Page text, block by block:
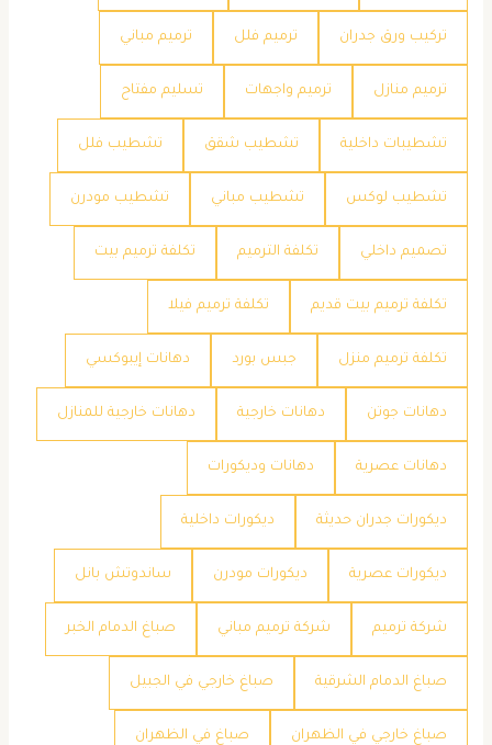
تركيب ورق جدران ترميم فلل ترميم مباني
ترميم منازل ترميم واجهات تسليم مفتاح
تشطيبات داخلية تشطيب شقق تشطيب فلل
تشطيب لوكس تشطيب مباني تشطيب مودرن
تصميم داخلي تكلفة الترميم تكلفة ترميم بيت
تكلفة ترميم بيت قديم تكلفة ترميم فيلا
تكلفة ترميم منزل جبس بورد دهانات إيبوكسي
دهانات جوتن دهانات خارجية دهانات خارجية للمنازل
دهانات عصرية دهانات وديكورات
ديكورات جدران حديثة ديكورات داخلية
ديكورات عصرية ديكورات مودرن ساندوتش بانل
شركة ترميم شركة ترميم مباني صباغ الدمام الخبر
صباغ الدمام الشرقية صباغ خارجي في الجبيل
صباغ خارجي في الظهران صباغ في الظهران